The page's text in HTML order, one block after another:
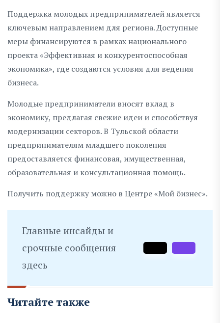
Поддержка молодых предпринимателей является
ключевым направлением для региона. Доступные
меры финансируются в рамках национального
проекта «Эффективная и конкурентоспособная
экономика», где создаются условия для ведения
бизнеса.
Молодые предприниматели вносят вклад в
экономику, предлагая свежие идеи и способствуя
модернизации секторов. В Тульской области
предпринимателям младшего поколения
предоставляется финансовая, имущественная,
образовательная и консультационная помощь.
Получить поддержку можно в Центре «Мой бизнес».
Главные инсайды и
срочные сообщения
здесь
Читайте также